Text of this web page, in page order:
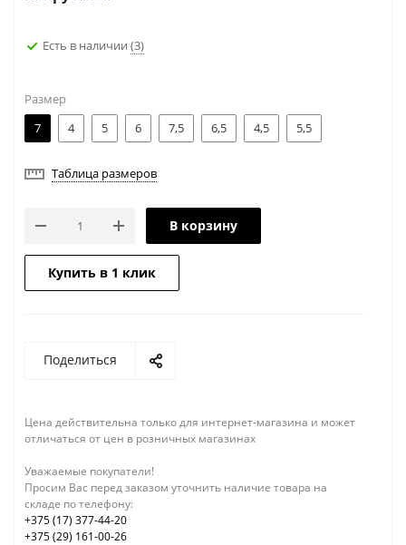
Есть в наличии (3)
Размер
7
4 5 6 7,5 6,5 4,5 5,5
Таблица размеров
В корзину
Купить в 1 клик
Поделиться
Цена действительна только для интернет-магазина и может
отличаться от цен в розничных магазинах
Уважаемые покупатели!
Просим Вас перед заказом уточнить наличие товара на
складе по телефону:
+375 (17) 377-44-20
+375 (29) 161-00-26